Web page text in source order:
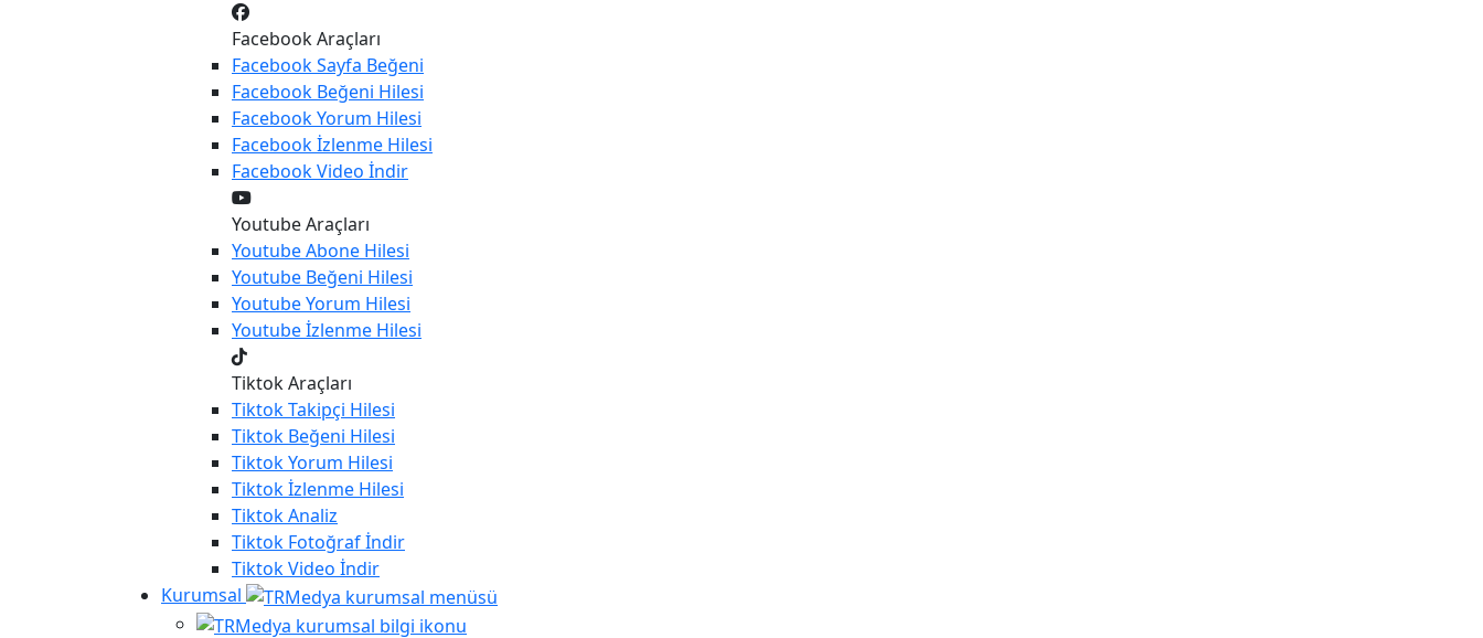
Facebook Araçları
FacebookSayfa Beğeni
Facebook Beğeni Hilesi
FacebookYorum Hilesi
Facebookİzlenme Hilesi
FacebookVideo İndir
Youtube Araçları
YoutubeAbone Hilesi
Youtube Beğeni Hilesi
YoutubeYorum Hilesi
Youtubeİzlenme Hilesi
Tiktok Araçları
TiktokTakipçi Hilesi
Tiktok Beğeni Hilesi
TiktokYorum Hilesi
Tiktokİzlenme Hilesi
TiktokAnaliz
Tiktok Fotoğraf İndir
TiktokVideo İndir
Kurumsal